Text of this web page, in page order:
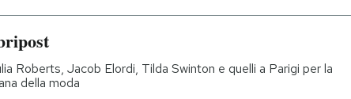
Roberts, Jacob Elordi, Tilda Swinton e quelli a Parigi per la
della moda